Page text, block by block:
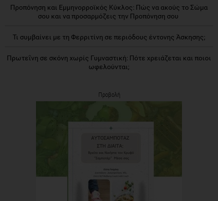
Προπόνηση και Εμμηνορροϊκός Κύκλος: Πώς να ακούς το Σώμα
σου και να προσαρμόζεις την Προπόνηση σου
Τι συμβαίνει με τη Φερριτίνη σε περιόδους έντονης Άσκησης;
Πρωτεΐνη σε σκόνη χωρίς Γυμναστική: Πότε χρειάζεται και ποιοι
ωφελούνται;
Προβολή